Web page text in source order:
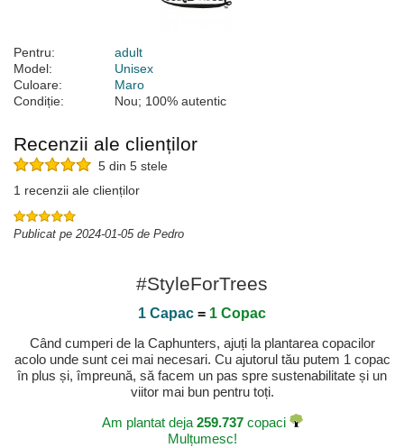
Pentru:
adult
Model:
Unisex
Culoare:
Maro
Condiție:
Nou; 100% autentic
Recenzii ale clienților
5 din 5 stele
1 recenzii ale clienților
Publicat pe 2024-01-05 de Pedro
#StyleForTrees
1 Capac = 1 Copac
Când cumperi de la Caphunters, ajuți la plantarea copacilor
acolo unde sunt cei mai necesari. Cu ajutorul tău putem 1 copac
în plus și, împreună, să facem un pas spre sustenabilitate și un
viitor mai bun pentru toți.
Am plantat deja 259.737copaci
Mulțumesc!